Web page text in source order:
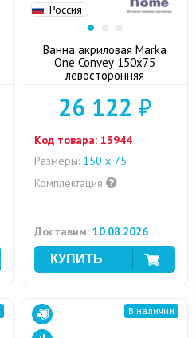
Россия
Ванна акриловая Marka
One Convey 150x75
левосторонняя
26 122 ₽
Код товара: 13944
Размеры: 150 х 75
Комплектация
Доставим: 10.08.2026
В наличии